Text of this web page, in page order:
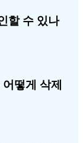
할 수 있나
떻게 삭제